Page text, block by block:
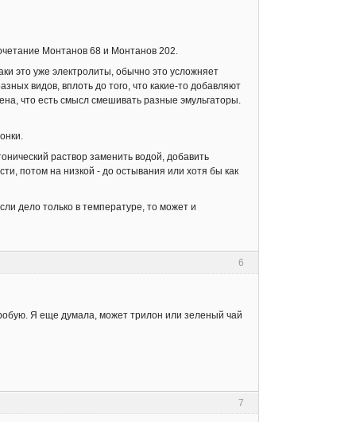
Монтанов 68 и Монтанов 202.
это уже электролиты, обычно это усложняет
видов, вплоть до того, что какие-то добавляют
что есть смысл смешивать разные эмульгаторы.
раствор заменить водой, добавить
потом на низкой - до остывания или хотя бы как
дело только в температуре, то может и
6
Я еще думала, может трилон или зеленый чай
7